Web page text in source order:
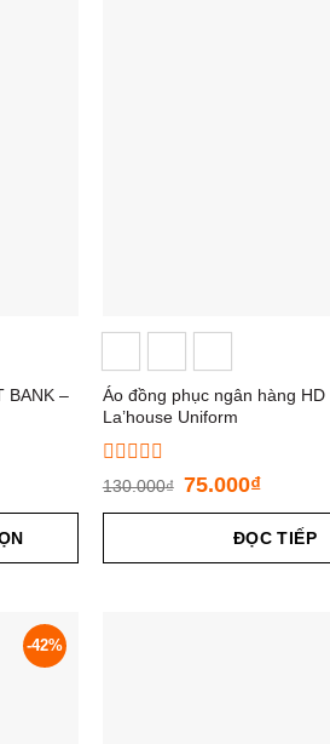
BANK –
Áo đồng phục ngân hàng HD
La’house Uniform
Được
hạng
5
130.000₫ 75.000₫
ĐỌC TIẾP
-42%